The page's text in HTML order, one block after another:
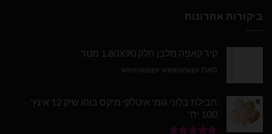
ביקורות אחרונות
קיר קאפה מלבן חלק 1.80X90 מטר
מאת wemanage wemanage
חבילת בלוני גומי איטלקי מיקס בוהו שיק 12 אינץ' -
100 יח'